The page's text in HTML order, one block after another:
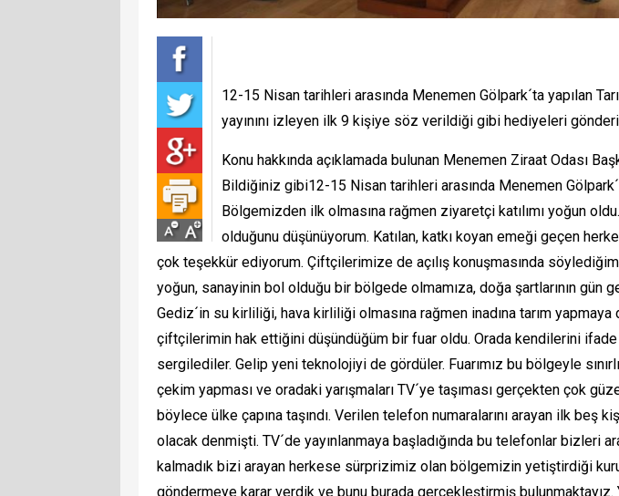
12-15 Nisan tarihleri arasında Menemen Gölpark´ta yapılan
yayınını izleyen ilk 9 kişiye söz verildiği gibi hediyeleri
Konu hakkında açıklamada bulunan Menemen Ziraat Odası
Bildiğiniz gibi12-15 Nisan tarihleri arasında Menemen
Bölgemizden ilk olmasına rağmen ziyaretçi katılımı yoğun
olduğunu düşünüyorum. Katılan, katkı koyan emeği geçen
çok teşekkür ediyorum. Çiftçilerimize de açılış konuşmasında söylediğim
yoğun, sanayinin bol olduğu bir bölgede olmamıza, doğa şartlarının gün
Gediz´in su kirliliği, hava kirliliği olmasına rağmen inadına tarım
çiftçilerimin hak ettiğini düşündüğüm bir fuar oldu. Orada kendilerini
sergilediler. Gelip yeni teknolojiyi de gördüler. Fuarımız bu bölgeyle
çekim yapması ve oradaki yarışmaları TV´ye taşıması gerçekten çok
böylece ülke çapına taşındı. Verilen telefon numaralarını arayan ilk beş
olacak denmişti. TV´de yayınlanmaya başladığında bu telefonlar bizleri
kalmadık bizi arayan herkese sürprizimiz olan bölgemizin yetiştirdiği
göndermeye karar verdik ve bunu burada gerçekleştirmiş